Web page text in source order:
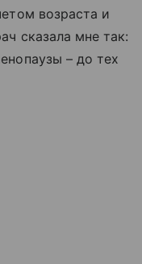
возраста и
сказала мне так:
– до тех